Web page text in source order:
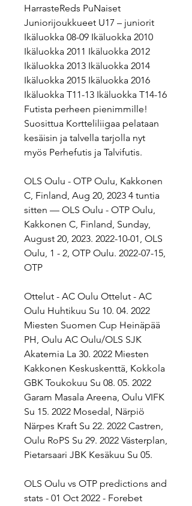
HarrasteReds PuNaiset
Juniorijoukkueet U17 – juniorit
Ikäluokka 08-09 Ikäluokka 2010
Ikäluokka 2011 Ikäluokka 2012
Ikäluokka 2013 Ikäluokka 2014
Ikäluokka 2015 Ikäluokka 2016
Ikäluokka T11-13 Ikäluokka T14-16
Futista perheen pienimmille!
Suosittua Kortteliliigaa pelataan
kesäisin ja talvella tarjolla nyt
myös Perhefutis ja Talvifutis.
OLS Oulu - OTP Oulu, Kakkonen
C, Finland, Aug 20, 2023 4 tuntia
sitten — OLS Oulu - OTP Oulu,
Kakkonen C, Finland, Sunday,
August 20, 2023. 2022-10-01, OLS
Oulu, 1 - 2, OTP Oulu. 2022-07-15,
OTP
Ottelut - AC Oulu﻿ Ottelut - AC
Oulu Huhtikuu Su 10. 04. 2022
Miesten Suomen Cup Heinäpää
PH, Oulu AC Oulu/OLS SJK
Akatemia La 30. 2022 Miesten
Kakkonen Keskuskenttä, Kokkola
GBK Toukokuu Su 08. 05. 2022
Garam Masala Areena, Oulu VIFK
Su 15. 2022 Mosedal, Närpiö
Närpes Kraft Su 22. 2022 Castren,
Oulu RoPS Su 29. 2022 Västerplan,
Pietarsaari JBK Kesäkuu Su 05.
OLS Oulu vs OTP predictions and
stats - 01 Oct 2022 - Forebet